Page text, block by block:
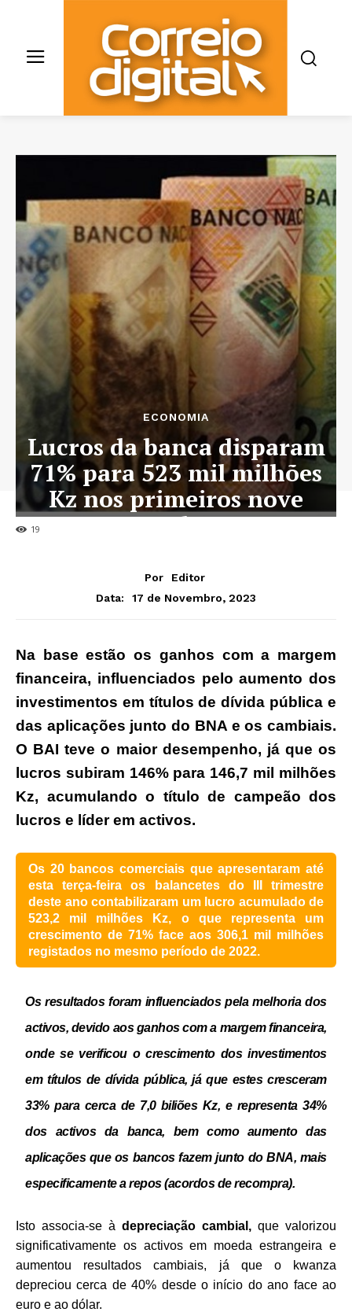
19
ECONOMIA
Lucros da banca disparam
71% para 523 mil milhões
Kz nos primeiros nove
meses do ano
Por
Editor
Data:
17 de Novembro, 2023
Na base estão os ganhos com a margem
financeira, influenciados pelo aumento dos
investimentos em títulos de dívida pública e
das aplicações junto do BNA e os cambiais.
O BAI teve o maior desempenho, já que os
lucros subiram 146% para 146,7 mil milhões
Kz, acumulando o título de campeão dos
lucros e líder em activos.
Os 20 bancos comerciais que apresentaram até
esta terça-feira os balancetes do III trimestre
deste ano contabilizaram um lucro acumulado de
523,2 mil milhões Kz, o que representa um
crescimento de 71% face aos 306,1 mil milhões
registados no mesmo período de 2022.
Os resultados foram influenciados pela melhoria dos
activos, devido aos ganhos com a margem financeira,
onde se verificou o crescimento dos investimentos
em títulos de dívida pública, já que estes cresceram
33% para cerca de 7,0 biliões Kz, e representa 34%
dos activos da banca, bem como aumento das
aplicações que os bancos fazem junto do BNA, mais
especificamente a repos (acordos de recompra).
Isto associa-se à depreciação cambial, que valorizou
significativamente os activos em moeda estrangeira e
aumentou resultados cambiais, já que o kwanza
depreciou cerca de 40% desde o início do ano face ao
euro e ao dólar.